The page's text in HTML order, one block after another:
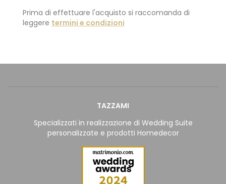
Prima di effettuare l'acquisto si raccomanda di
leggere termini e condizioni
TAZZAMI
Specializzati in realizzazione di Wedding Suite
personalizzate e prodotti Homedecor